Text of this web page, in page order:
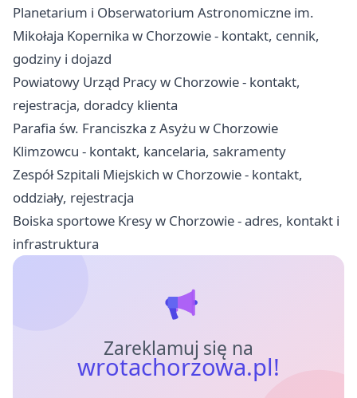
Planetarium i Obserwatorium Astronomiczne im.
Mikołaja Kopernika w Chorzowie - kontakt, cennik,
godziny i dojazd
Powiatowy Urząd Pracy w Chorzowie - kontakt,
rejestracja, doradcy klienta
Parafia św. Franciszka z Asyżu w Chorzowie
Klimzowcu - kontakt, kancelaria, sakramenty
Zespół Szpitali Miejskich w Chorzowie - kontakt,
oddziały, rejestracja
Boiska sportowe Kresy w Chorzowie - adres, kontakt i
infrastruktura
Zareklamuj się na
wrotachorzowa.pl!